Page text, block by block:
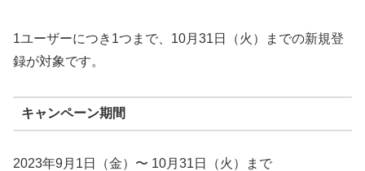
1ユーザーにつき1つまで、10月31日（火）までの新規登
録が対象です。
キャンペーン期間
2023年9月1日（金）〜 10月31日（火）まで